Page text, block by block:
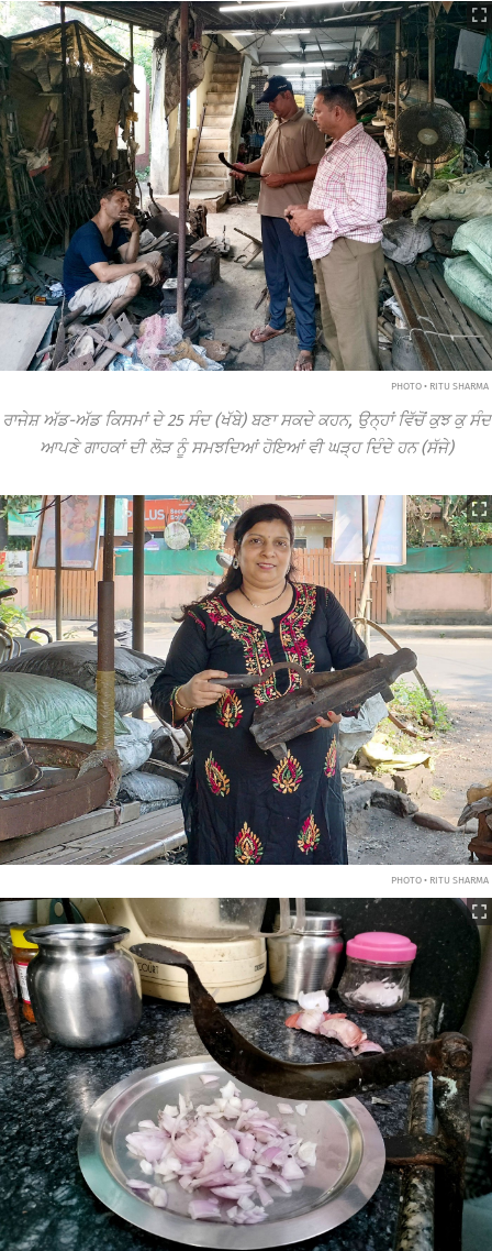
PHOTO • RITU SHARMA
ਰਾਜੇਸ਼ ਅੱਡ-ਅੱਡ ਕਿਸਮਾਂ ਦੇ 25 ਸੰਦ (ਖੱਬੇ) ਬਣਾ ਸਕਦੇ ਕਹਨ, ਉਨ੍ਹਾਂ ਵਿੱਚੋਂ ਕੁਝ ਕੁ ਸੰਦ
ਆਪਣੇ ਗਾਹਕਾਂ ਦੀ ਲੋੜ ਨੂੰ ਸਮਝਦਿਆਂ ਹੋਇਆਂ ਵੀ ਘੜ੍ਹ ਦਿੰਦੇ ਹਨ (ਸੱਜੇ)
PHOTO • RITU SHARMA